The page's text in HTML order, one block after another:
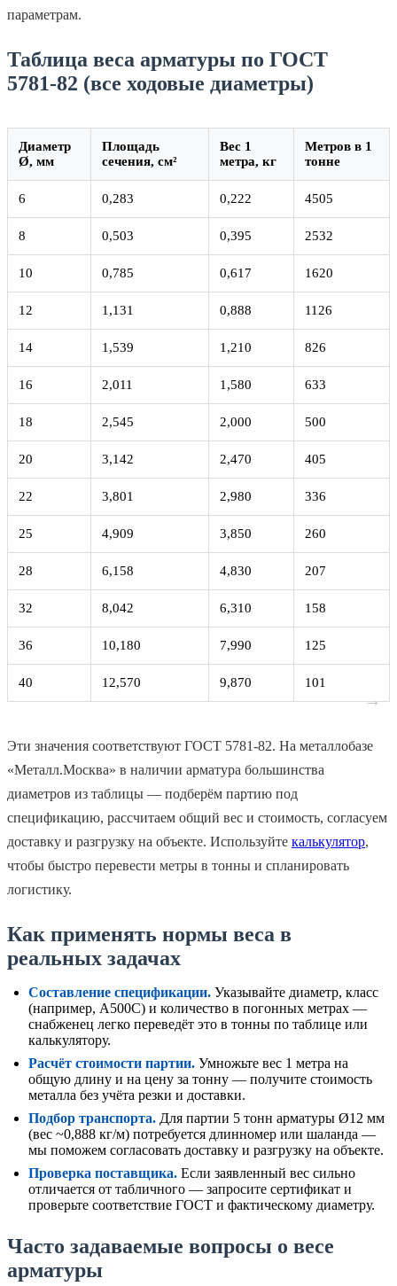
параметрам.
Таблица веса арматуры по ГОСТ
5781‑82 (все ходовые диаметры)
Диаметр
Ø, мм
Площадь
сечения, см²
Вес 1
метра, кг
Метров в 1
тонне
6 0,283 0,222 4505
8 0,503 0,395 2532
10 0,785 0,617 1620
12 1,131 0,888 1126
14 1,539 1,210 826
16 2,011 1,580 633
18 2,545 2,000 500
20 3,142 2,470 405
22 3,801 2,980 336
25 4,909 3,850 260
28 6,158 4,830 207
32 8,042 6,310 158
36 10,180 7,990 125
40 12,570 9,870 101
→
Эти значения соответствуют ГОСТ 5781‑82. На металлобазе
«Металл.Москва» в наличии арматура большинства
диаметров из таблицы — подберём партию под
спецификацию, рассчитаем общий вес и стоимость, согласуем
доставку и разгрузку на объекте. Используйте калькулятор,
чтобы быстро перевести метры в тонны и спланировать
логистику.
Как применять нормы веса в
реальных задачах
Составление спецификации. Указывайте диаметр, класс
(например, А500С) и количество в погонных метрах —
снабженец легко переведёт это в тонны по таблице или
калькулятору.
Расчёт стоимости партии. Умножьте вес 1 метра на
общую длину и на цену за тонну — получите стоимость
металла без учёта резки и доставки.
Подбор транспорта. Для партии 5 тонн арматуры Ø12 мм
(вес ~0,888 кг/м) потребуется длинномер или шаланда —
мы поможем согласовать доставку и разгрузку на объекте.
Проверка поставщика. Если заявленный вес сильно
отличается от табличного — запросите сертификат и
проверьте соответствие ГОСТ и фактическому диаметру.
Часто задаваемые вопросы о весе
арматуры